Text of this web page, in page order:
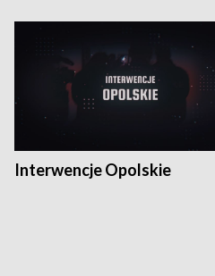
Interwencje Opolskie